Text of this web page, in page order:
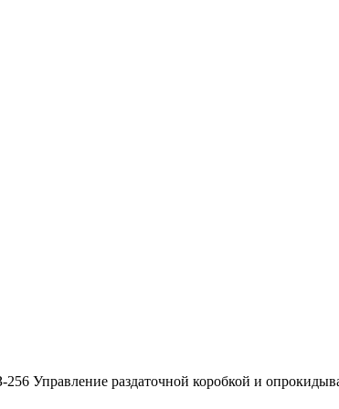
Управление раздаточной коробкой и